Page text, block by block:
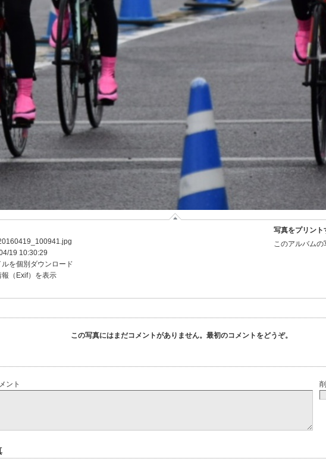
19 10:30:29
ルを個別ダウンロード
報（Exif）を表示
写真をプリント
このアルバム
この写真にはまだコメントがありません。最初のコメントをどうぞ。
ント